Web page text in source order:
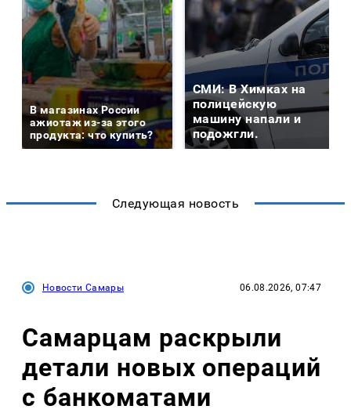
В магазинах России
ажиотаж из-за этого
продукта: что купить?
СМИ: В Химках на
полицейскую
машину напали и
подожгли.
Следующая новость
Новости Самары 06.08.2026, 07:47
Самарцам раскрыли
детали новых операций
с банкоматами